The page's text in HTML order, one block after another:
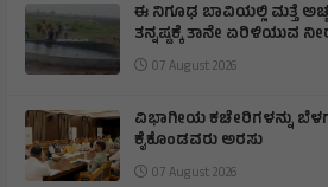
ಈ ನಿಗೂಢ ಬಾವಿಯಲ್ಲಿ ಮತ್ತೆ
ತನ್ನಷ್ಟಕ್ಕೆ ತಾನೇ ಏರಿಳಿಯುವ
07 August 2026
ವಿಭಾಗೀಯ ಕಚೇರಿಗಳನ್ನು
ಕೈಕೊಂಡವರು ಅರಸು
07 August 2026